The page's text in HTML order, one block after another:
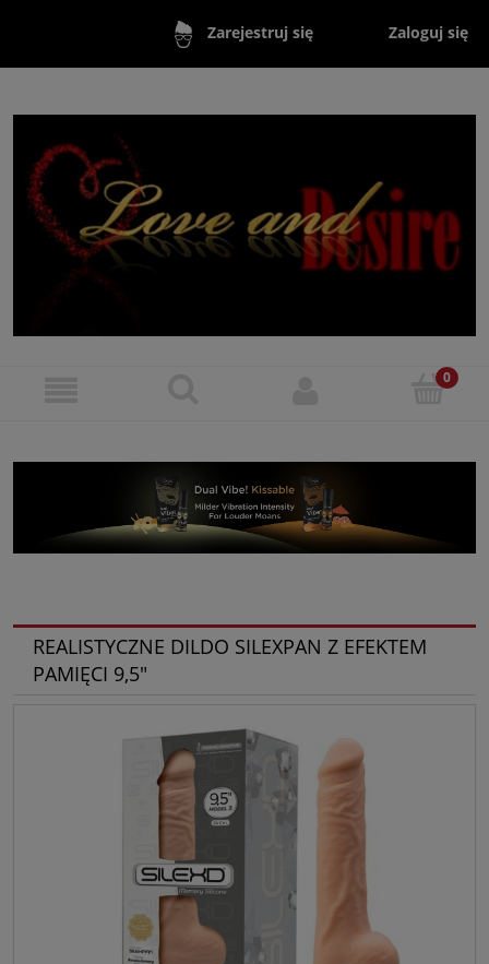
Zarejestruj się Zaloguj się
REALISTYCZNE DILDO SILEXPAN Z EFEKTEM
PAMIĘCI 9,5"